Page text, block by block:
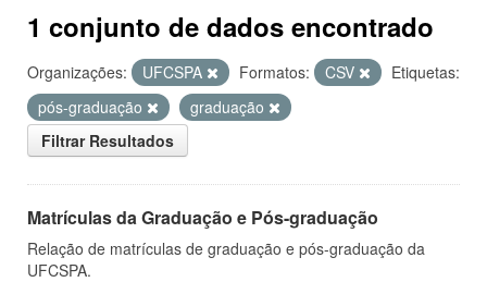
1 conjunto de dados encontrado
Organizações: UFCSPA Formatos: CSV
Etiquetas:
pós-graduação
graduação
Filtrar Resultados
Matrículas da Graduação e Pós-graduação
Relação de matrículas de graduação e pós-graduação da
UFCSPA.